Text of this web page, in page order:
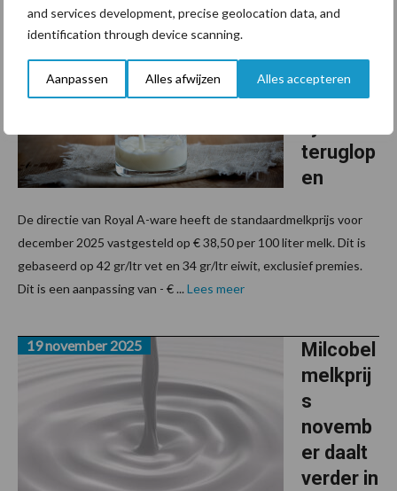
and services development, precise geolocation data, and
identification through device scanning.
Aanpassen Alles afwijzen Alles accepteren
A-ware
decemb
ermelkp
teruglop
en
2 december 2025
De directie van Royal A-ware heeft de standaardmelkprijs voor
december 2025 vastgesteld op € 38,50 per 100 liter melk. Dit is
gebaseerd op 42 gr/ltr vet en 34 gr/ltr eiwit, exclusief premies.
Dit is een aanpassing van - € ... Lees meer
Milcobel
melkprij
s
novemb
er daalt
verder in
19 november 2025